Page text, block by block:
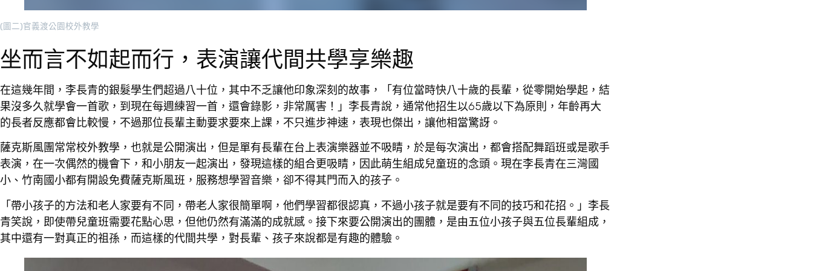
(圖二)官義渡公園校外教學
坐而言不如起而行，表演讓代間共學享樂趣
在這幾年間，李長青的銀髮學生們超過八十位，其中不乏讓他印象深刻的故事，「有位當時快八十歲的長輩，從零開始學起，結
果沒多久就學會一首歌，到現在每週練習一首，還會錄影，非常厲害！」李長青說，通常他招生以65歲以下為原則，年齡再大
的長者反應都會比較慢，不過那位長輩主動要求要來上課，不只進步神速，表現也傑出，讓他相當驚訝。
薩克斯風團常常校外教學，也就是公開演出，但是單有長輩在台上表演樂器並不吸睛，於是每次演出，都會搭配舞蹈班或是歌手
表演，在一次偶然的機會下，和小朋友一起演出，發現這樣的組合更吸睛，因此萌生組成兒童班的念頭。現在李長青在三灣國
小、竹南國小都有開設免費薩克斯風班，服務想學習音樂，卻不得其門而入的孩子。
「帶小孩子的方法和老人家要有不同，帶老人家很簡單啊，他們學習都很認真，不過小孩子就是要有不同的技巧和花招。」李長
青笑說，即使帶兒童班需要花點心思，但他仍然有滿滿的成就感。接下來要公開演出的團體，是由五位小孩子與五位長輩組成，
其中還有一對真正的祖孫，而這樣的代間共學，對長輩、孩子來說都是有趣的體驗。